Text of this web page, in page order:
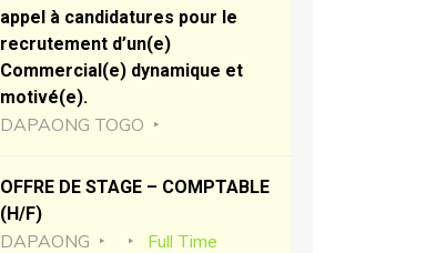
appel à candidatures pour le
recrutement d’un(e)
Commercial(e) dynamique et
motivé(e).
DAPAONG TOGO
OFFRE DE STAGE – COMPTABLE
(H/F)
DAPAONG Full Time